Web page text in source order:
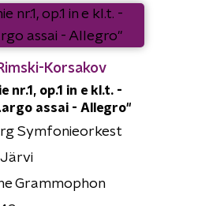
Korsakov
nr.1, op.1 in e kl.t. -
assai - Allegro"
Symfonieorkest
Grammophon